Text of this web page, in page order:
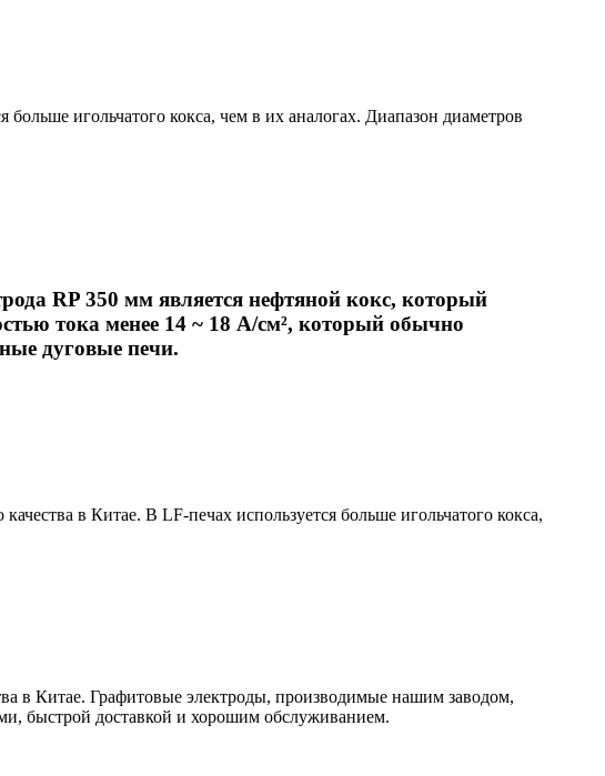
игольчатого кокса, чем в их аналогах. Диапазон диаметров
RP 350 мм является нефтяной кокс, который
тока менее 14 ~ 18 А/см², который обычно
дуговые печи.
в Китае. В LF-печах используется больше игольчатого кокса,
в Китае. Графитовые электроды, производимые нашим заводом,
быстрой доставкой и хорошим обслуживанием.